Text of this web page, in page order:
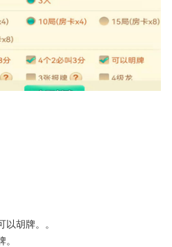
以胡牌。。